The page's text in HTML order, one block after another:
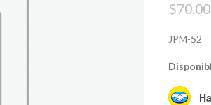
$70.00
JPM-52